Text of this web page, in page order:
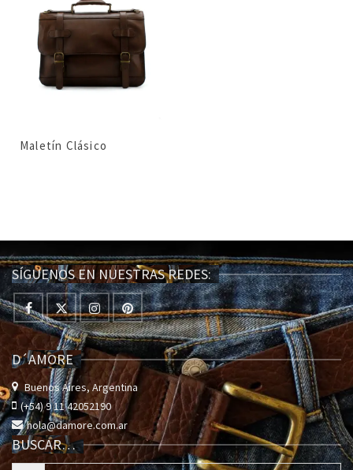
Maletín Clásico
SÍGUENOS EN NUESTRAS REDES:
D´AMORE
Buenos Aires, Argentina
(+54) 9 11 42052190
hola@damore.com.ar
BUSCAR…